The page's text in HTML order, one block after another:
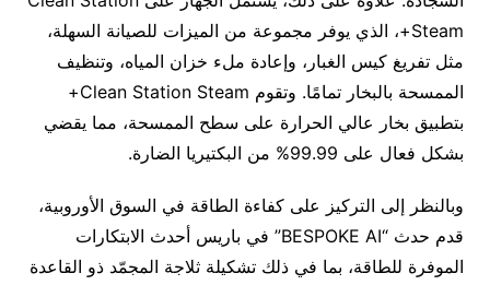
Steam+، الذي يوفر مجموعة من الميزات للصيانة السهلة،
مثل تفريغ كيس الغبار، وإعادة ملء خزان المياه، وتنظيف
الممسحة بالبخار تمامًا. وتقوم Clean Station Steam+
بتطبيق بخار عالي الحرارة على سطح الممسحة، مما يقضي
بشكل فعال على 99.99% من البكتيريا الضارة.
وبالنظر إلى التركيز على كفاءة الطاقة في السوق الأوروبية،
قدم حدث “BESPOKE AI” في باريس أحدث الابتكارات
الموفرة للطاقة، بما في ذلك تشكيلة ثلاجة المجمّد ذو القاعدة